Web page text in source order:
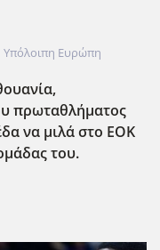
Υπόλοιπη Ευρώπη
πρωταθλήματος
να μιλά στο EOK
του.